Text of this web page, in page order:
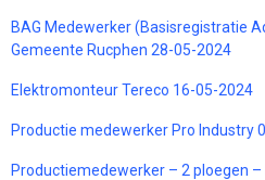
BAG Medewerker (Basisregistratie
Gemeente Rucphen 28-05-2024
Elektromonteur Tereco 16-05-2024
Productie medewerker Pro Industry
Productiemedewerker – 2 ploegen